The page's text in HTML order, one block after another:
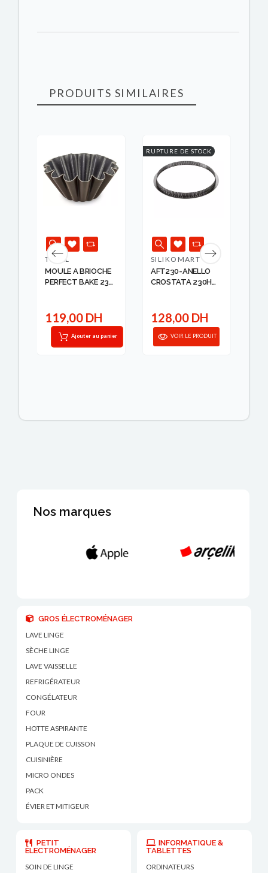
PRODUITS SIMILAIRES
TEFAL
MOULE A BRIOCHE
PERFECT BAKE 23
119,00 DH
Ajouter au panier
RUPTURE DE STOCK
SILIKOMART
AFT230-ANELLO
CROSTATA 230H
128,00 DH
VOIR LE PRODUIT
Nos marques
GROS ÉLECTROMÉNAGER
LAVE LINGE
SÈCHE LINGE
LAVE VAISSELLE
REFRIGÉRATEUR
CONGÉLATEUR
FOUR
HOTTE ASPIRANTE
PLAQUE DE CUISSON
CUISINIÈRE
MICRO ONDES
PACK
ÉVIER ET MITIGEUR
PETIT
ÉLECTROMÉNAGER
SOIN DE LINGE
INFORMATIQUE &
TABLETTES
ORDINATEURS